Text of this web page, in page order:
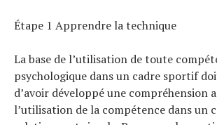
Étape 1 Apprendre la technique
La base de l’utilisation de toute
psychologique dans un cadre sportif
d’avoir développé une compréhension
l’utilisation de la compétence dans un